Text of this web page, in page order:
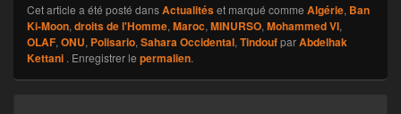
Cet article a été posté dansActualitéset marqué comme Algérie, Ban
Ki-Moon, droits de l'Homme, Maroc, MINURSO, Mohammed VI,
OLAF, ONU, Polisario, Sahara Occidental, TindoufparAbdelhak
Kettani . Enregistrer le permalien.